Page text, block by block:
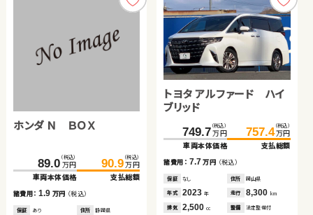
ホンダ Ｎ ＢＯＸ
89.0 （税込）
万円
車両本体価格
90.9 （税込）
万円
支払総額
諸費用：1.9 万円 （税込）
保証 あり 住所 静岡県
トヨタ アルファード ハイ
ブリッド
749.7 （税込）
万円
車両本体価格
757.4 （税込）
万円
支払総額
諸費用： 7.7万円 （税込）
保証 なし 住所 岡山県
年式 2023年 走行 8,300 km
排気 2,500cc 整備 法定整備付
トヨタ アクア
134.9 （税込）
万円
車両本体価格
139.9 （税込）
万円
支払総額
諸費用：5.0 万円 （税込）
保証 あり 住所 徳島県
トヨタ ヴェルファイア
239.0
車両本体価格
250.5万円
支払総額
149.7 （税込）
万円
万円（税込）
保証 なし 住所 大分県
2017
日産 セレナ
149.9 （税込）
万円
車両本体価格
154.9 （税込）
万円
支払総額
諸費用： 5.0万円 （税込）
保証 あり 住所 徳島県
年式 2018年 走行 87,500km
排気 2,000cc 整備 法定整備付